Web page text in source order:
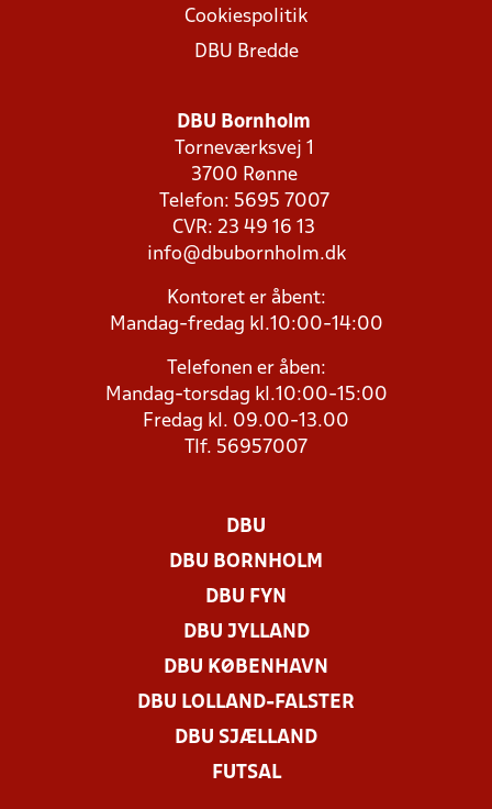
Cookiespolitik
DBU Bredde
DBU Bornholm
Torneværksvej 1
3700 Rønne
Telefon: 5695 7007
CVR: 23 49 16 13
info@dbubornholm.dk
Kontoret er åbent:
Mandag-fredag kl.10:00-14:00
Telefonen er åben:
Mandag-torsdag kl.10:00-15:00
Fredag kl. 09.00-13.00
Tlf. 56957007
DBU
DBU BORNHOLM
DBU FYN
DBU JYLLAND
DBU KØBENHAVN
DBU LOLLAND-FALSTER
DBU SJÆLLAND
FUTSAL